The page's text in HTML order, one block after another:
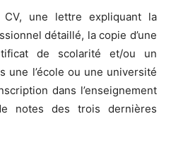
une lettre expliquant la
détaillé, la copie d’une
de scolarité et/ou un
une l’école ou une université
dans l’enseignement
notes des trois dernières